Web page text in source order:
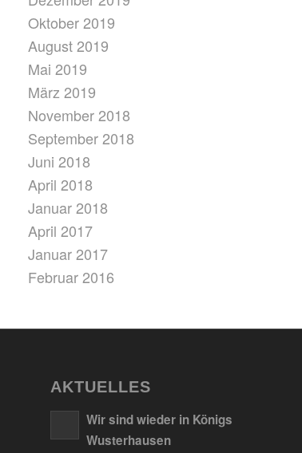
Oktober 2019
August 2019
Mai 2019
März 2019
November 2018
September 2018
Juni 2018
April 2018
Januar 2018
April 2017
Januar 2017
Februar 2016
AKTUELLES
Wir sind wieder in Königs
Wusterhausen